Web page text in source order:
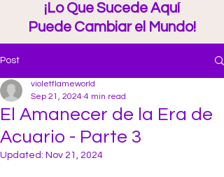
¡Lo Que Sucede Aquí
Puede Cambiar el Mundo!
Post
El Amanecer de la Era de
Acuario - Parte 3
violetflameworld
Sep 21, 2024 4 min read
Updated: Nov 21, 2024